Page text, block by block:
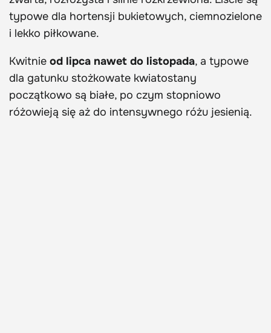
typowe dla hortensji bukietowych, ciemnozielone
i lekko piłkowane.
Kwitnie od lipca nawet do listopada, a typowe
dla gatunku stożkowate kwiatostany
początkowo są białe, po czym stopniowo
różowieją się aż do intensywnego różu jesienią.